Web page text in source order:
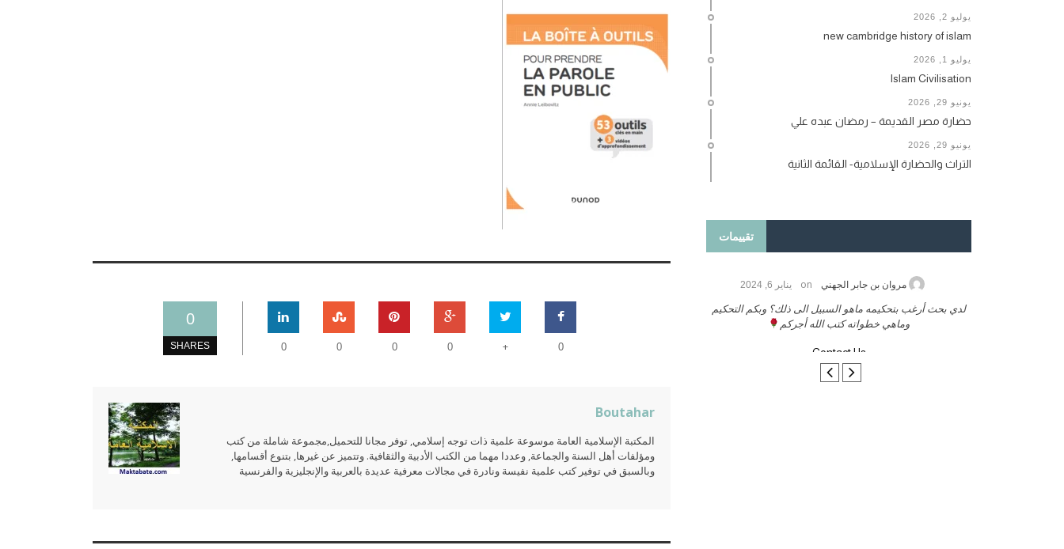
0
SHARES 0
+
0
0
0
0
Boutahar
المكتبة الإسلامية العامة موسوعة علمية ذات توجه إسلامي, توفر مجانا للتحميل,مجموعة شاملة من كتب
ومؤلفات أهل السنة والجماعة, وعددا مهما من الكتب الأدبية والثقافية. وتتميز عن غيرها, بتنوع أقسامها,
وبالسبق في توفير كتب علمية نفيسة ونادرة في مجالات معرفية عديدة بالعربية والإنجليزية والفرنسية
يوليو 2, 2026
new cambridge history of islam
يوليو 1, 2026
Islam Civilisation
يونيو 29, 2026
حضارة مصر القديمة – رمضان عبده علي
يونيو 29, 2026
التراث والحضارة الإسلامية- القائمة الثانية
تقييمات
مروان بن جابر الجهني on يناير 6, 2024
لدي بحث أرغب بتحكيمه ماهو السبيل الى ذلك؟ وبكم التحكيم
وماهي خطواته كتب الله أجركم
Contact Us